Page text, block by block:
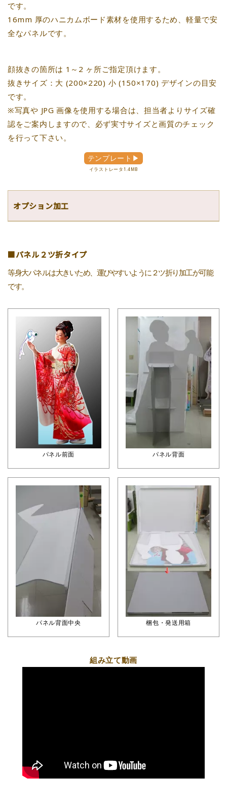
です。
16mm 厚のハニカムボード素材を使用するため、軽量で安
全なパネルです。
顔抜きの箇所は 1～2 ヶ所ご指定頂けます。
抜きサイズ：大 (200×220) 小 (150×170) デザインの目安
です。
※写真や JPG 画像を使用する場合は、担当者よりサイズ確
認をご案内しますので、必ず実寸サイズと画質のチェック
を行って下さい。
テンプレート▶
イラストレータ1.4MB
オプション加工
■パネル２ツ折タイプ
等身大パネルは大きいため、運びやすいように２ツ折り加工が可能
です。
パネル前面 パネル背面
パネル背面中央 梱包・発送用箱
組み立て動画